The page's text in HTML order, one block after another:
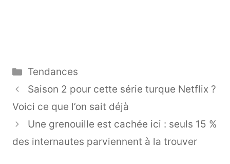
Catégories
Tendances
Saison 2 pour cette série turque Netflix ?
Voici ce que l’on sait déjà
Une grenouille est cachée ici : seuls 15 %
des internautes parviennent à la trouver